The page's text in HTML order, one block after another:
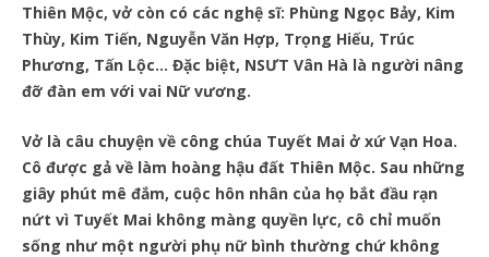
Thiên Mộc, vở còn có các nghệ sĩ: Phùng Ngọc Bảy, Kim
Thùy, Kim Tiến, Nguyễn Văn Hợp, Trọng Hiếu, Trúc
Phương, Tấn Lộc… Đặc biệt, NSƯT Vân Hà là người nâng
đỡ đàn em với vai Nữ vương.
Vở là câu chuyện về công chúa Tuyết Mai ở xứ Vạn Hoa.
Cô được gả về làm hoàng hậu đất Thiên Mộc. Sau những
giây phút mê đắm, cuộc hôn nhân của họ bắt đầu rạn
nứt vì Tuyết Mai không màng quyền lực, cô chỉ muốn
sống như một người phụ nữ bình thường chứ không